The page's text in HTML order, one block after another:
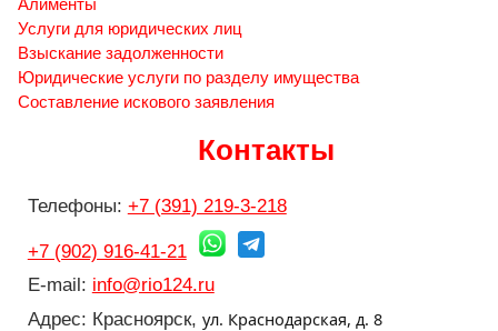
Алименты
Услуги для юридических лиц
Взыскание задолженности
Юридические услуги по разделу имущества
Составление искового заявления
Контакты
Телефоны: +7 (391) 219-3-218
+7 (902) 916-41-21
E-mail: info@rio124.ru
Адрес: Красноярск, ул. Краснодарская, д. 8